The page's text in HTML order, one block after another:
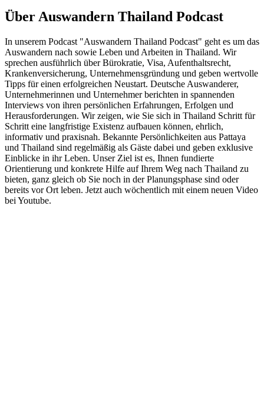
Über Auswandern Thailand Podcast
In unserem Podcast "Auswandern Thailand Podcast" geht es um das
Auswandern nach sowie Leben und Arbeiten in Thailand. Wir
sprechen ausführlich über Bürokratie, Visa, Aufenthaltsrecht,
Krankenversicherung, Unternehmensgründung und geben wertvolle
Tipps für einen erfolgreichen Neustart. Deutsche Auswanderer,
Unternehmerinnen und Unternehmer berichten in spannenden
Interviews von ihren persönlichen Erfahrungen, Erfolgen und
Herausforderungen. Wir zeigen, wie Sie sich in Thailand Schritt für
Schritt eine langfristige Existenz aufbauen können, ehrlich,
informativ und praxisnah. Bekannte Persönlichkeiten aus Pattaya
und Thailand sind regelmäßig als Gäste dabei und geben exklusive
Einblicke in ihr Leben. Unser Ziel ist es, Ihnen fundierte
Orientierung und konkrete Hilfe auf Ihrem Weg nach Thailand zu
bieten, ganz gleich ob Sie noch in der Planungsphase sind oder
bereits vor Ort leben. Jetzt auch wöchentlich mit einem neuen Video
bei Youtube.